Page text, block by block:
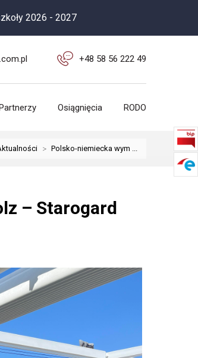
- 2027
+48 58 56 222 49
Osiągnięcia RODO
> Polsko-niemiecka wym ...
– Starogard